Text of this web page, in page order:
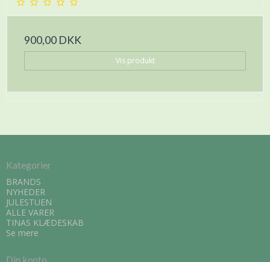
900,00 DKK
Vis produkt
Kategorier
BRANDS
NYHEDER
JULESTUEN
ALLE VARER
TINAS KLÆDESKAB
Se mere
Din konto